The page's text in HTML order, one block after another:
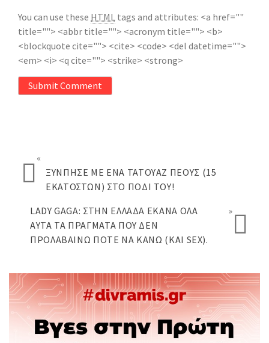
You can use these HTML tags and attributes: <a href=""
title=""> <abbr title=""> <acronym title=""> <b>
<blockquote cite=""> <cite> <code> <del datetime="">
<em> <i> <q cite=""> <strike> <strong>
Submit Comment
«
ΞΎΝΠΗΣΕ ΜΕ ΈΝΑ ΤΑΤΟΥΆΖ ΠΈΟΥΣ (15
ΕΚΑΤΟΣΤΏΝ) ΣΤΟ ΠΌΔΙ ΤΟΥ!
LADY GAGA: ΣΤΗΝ ΕΛΛΆΔΑ ΈΚΑΝΑ ΌΛΑ
ΑΥΤΆ ΤΑ ΠΡΆΓΜΑΤΑ ΠΟΥ ΔΕΝ
ΠΡΟΛΑΒΑΊΝΩ ΠΟΤΈ ΝΑ ΚΆΝΩ (ΚΑΙ SEX).
»